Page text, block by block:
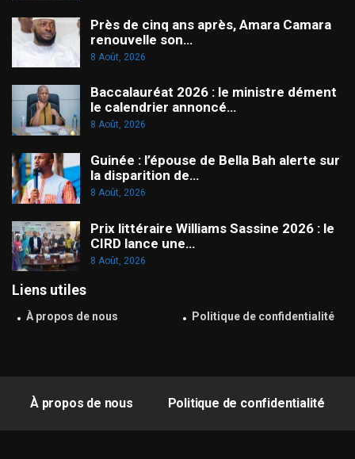
Près de cinq ans après, Amara Camara
renouvelle son…
8 Août, 2026
Baccalauréat 2026 : le ministre dément
le calendrier annoncé…
8 Août, 2026
Guinée : l’épouse de Bella Bah alerte sur
la disparition de…
8 Août, 2026
Prix littéraire Williams Sassine 2026 : le
CIRD lance une…
8 Août, 2026
Liens utiles
À propos de nous Politique de confidentialité
À propos de nous Politique de confidentialité